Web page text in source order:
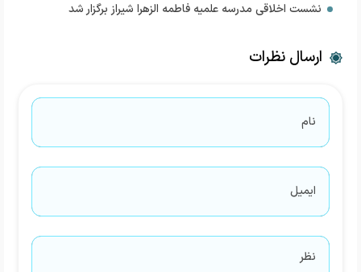
نشست اخلاقی مدرسه علمیه فاطمه الزهرا شیراز برگزار شد
ارسال نظرات